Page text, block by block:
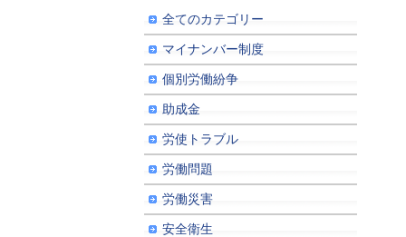
全てのカテゴリー
マイナンバー制度
個別労働紛争
助成金
労使トラブル
労働問題
労働災害
安全衛生